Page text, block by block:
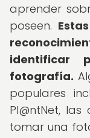
aprender
poseen.
identificar
fotografía.
populares
Pl@ntNet,
tomar una